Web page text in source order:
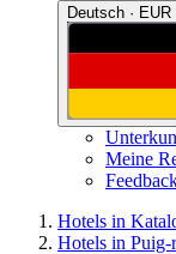
Deutsch · EUR
Meine
Hotels in
Hotels in Puig-